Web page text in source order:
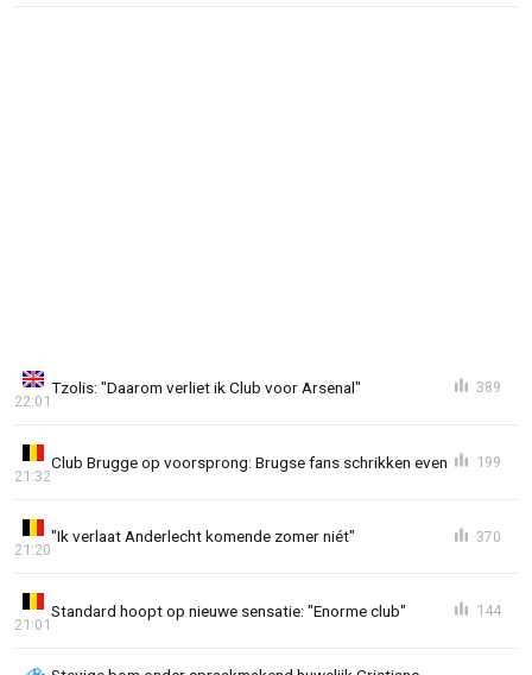
Tzolis: "Daarom verliet ik Club voor Arsenal"
22:01
389
Club Brugge op voorsprong: Brugse fans schrikken even
21:32
199
"Ik verlaat Anderlecht komende zomer niét"
21:20
370
Standard hoopt op nieuwe sensatie: "Enorme club"
21:01
144